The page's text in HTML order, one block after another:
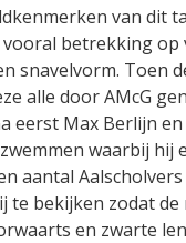
van dit
betrekking
snavelvorm. Toen
alle door AMcG
eerst Max Berlijn
waarbij hij
aantal
te bekijken zodat
en zwarte